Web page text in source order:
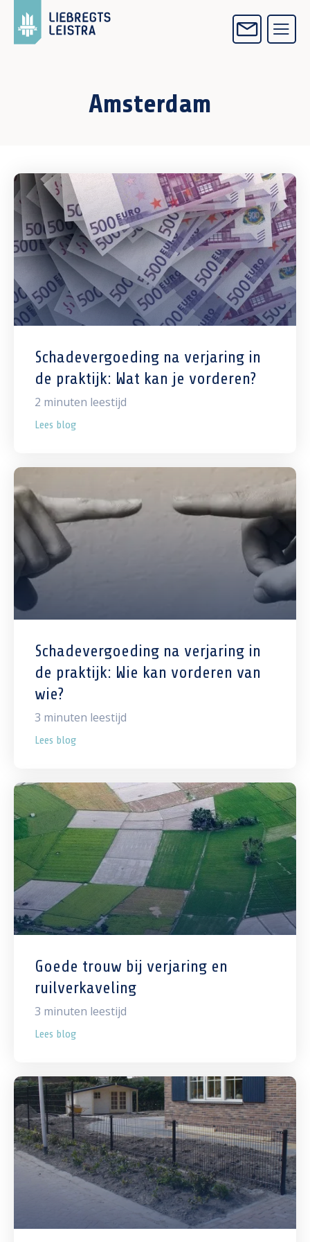
Amsterdam
Schadevergoeding na verjaring in
de praktijk: Wat kan je vorderen?
2 minuten leestijd
Lees blog
Schadevergoeding na verjaring in
de praktijk: Wie kan vorderen van
wie?
3 minuten leestijd
Lees blog
Goede trouw bij verjaring en
ruilverkaveling
3 minuten leestijd
Lees blog